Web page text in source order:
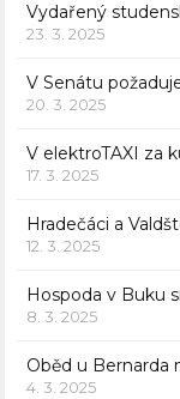
Vydařený
23. 3. 2025
V Senátu
20. 3. 2025
V elektroTAXI za
17. 3. 2025
Hradečáci a
12. 3. 2025
Hospoda v Buku
8. 3. 2025
Oběd u Bernarda
4. 3. 2025